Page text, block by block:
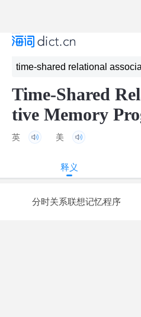
Time-Shared
tive Memory
英 美
释义
分时关系联想记忆程序